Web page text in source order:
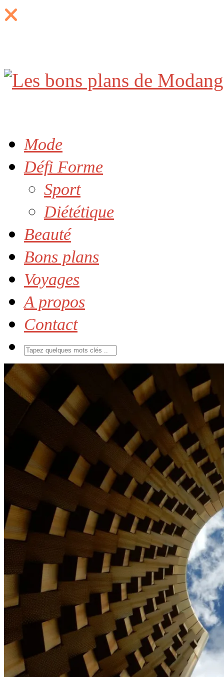
Mode
Défi Forme
Sport
Diététique
Beauté
Bons plans
Voyages
A propos
Contact